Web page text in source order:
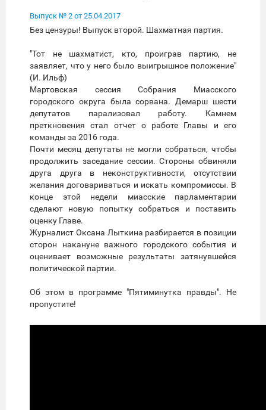
Выпуск № 2 от 25.04.2017
Без цензуры! Выпуск второй. Шахматная партия.
"Тот не шахматист, кто, проиграв партию, не
заявляет, что у него было выигрышное положение"
(И. Ильф)
Мартовская сессия Собрания Миасского
городского округа была сорвана. Демарш шести
депутатов парализовал работу. Камнем
преткновения стал отчет о работе Главы и его
команды за 2016 года.
Почти месяц депутаты не могли собраться, чтобы
продолжить заседание сессии. Стороны обвиняли
друга друга в неконструктивности, отсутствии
желания договариваться и искать компромиссы. В
конце этой недели миасские парламентарии
сделают новую попытку собраться и поставить
оценку Главе.
Журналист Оксана Лыткина разбирается в позиции
сторон накануне важного городского события и
оценивает возможные результаты затянувшейся
политической партии.
Об этом в программе "Пятиминутка правды". Не
пропустите!